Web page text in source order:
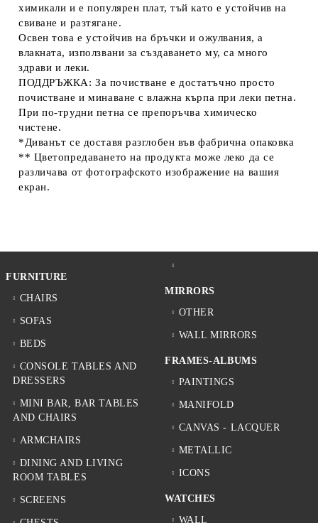
химикали и е популярен плат, тъй като е устойчив на
свиване и разтягане.
Освен това е устойчив на бръчки и ожулвания, а
влакната, използвани за създаването му, са много
здрави и леки.
ПОДДРЪЖКА: За почистване е достатъчно просто
почистване и минаване с влажна кърпа при леки петна.
При по-трудни петна се препоръчва химическо
чистене.
*Диванът се доставя разглобен във фабрична опаковка
** Цветопредаването на продукта може леко да се
различава от фотографското изображение на вашия
екран.
FURNITURE
CHAIRS
SOFAS
BEDS
CONSOLE TABLES AND
DRESSERS
MINI BAR, BAR TABLES
AND CHAIRS
ARMCHAIRS
DINING AND LIVING
ROOM TABLES
SCREENS
MIRRORS
OTHER
WALL MIRRORS
FRAMES-ALBUMS
PAINTINGS
MANIFOLD
CANVAS - LACQUER
METALLIC
ICONS
WATCHES
WALL